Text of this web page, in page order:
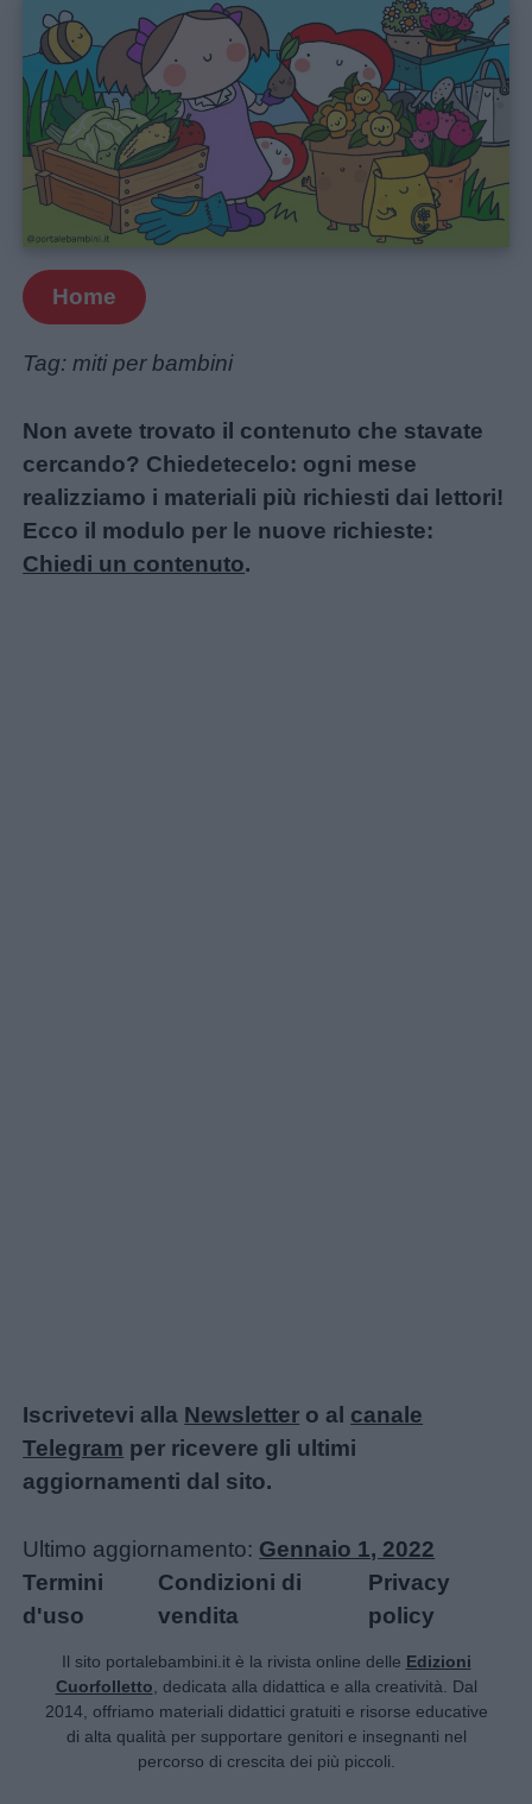
Home
Tag: miti per bambini
Non avete trovato il contenuto che stavate
cercando? Chiedetecelo: ogni mese
realizziamo i materiali più richiesti dai lettori!
Ecco il modulo per le nuove richieste:
Chiedi un contenuto.
Iscrivetevi alla Newsletter o al canale
Telegram per ricevere gli ultimi
aggiornamenti dal sito.
Ultimo aggiornamento: Gennaio 1, 2022
Termini
d'uso
Condizioni di
vendita
Privacy
policy
Il sito portalebambini.it è la rivista online delle Edizioni
Cuorfolletto, dedicata alla didattica e alla creatività. Dal
2014, offriamo materiali didattici gratuiti e risorse educative
di alta qualità per supportare genitori e insegnanti nel
percorso di crescita dei più piccoli.